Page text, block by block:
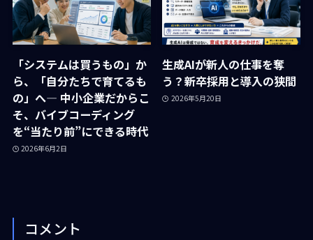
「システムは買うもの」か
ら、「自分たちで育てるも
の」へ― 中小企業だからこ
そ、バイブコーディング
を“当たり前”にできる時代
2026年6月2日
生成AIが新人の仕事を奪
う？新卒採用と導入の狭間
2026年5月20日
コメント